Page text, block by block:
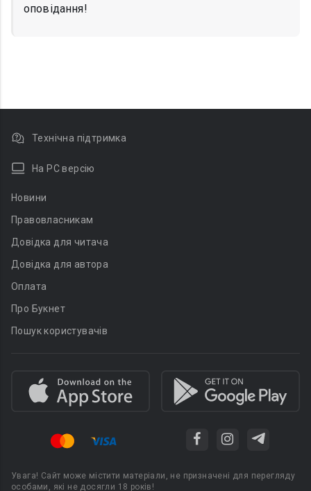
оповідання!
Технічна підтримка
На PC версію
Новини
Правовласникам
Довідка для читача
Довідка для автора
Оплата
Про Букнет
Пошук користувачів
Увага! Сайт може містити матеріали, не призначені для перегляду
особами, які не досягли 18 років!